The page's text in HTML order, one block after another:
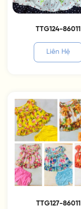
TTG124-86011
Liên Hệ
TTG127-86011